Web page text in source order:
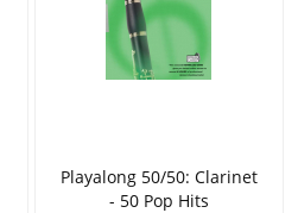
Playalong 50/50: Clarinet
- 50 Pop Hits